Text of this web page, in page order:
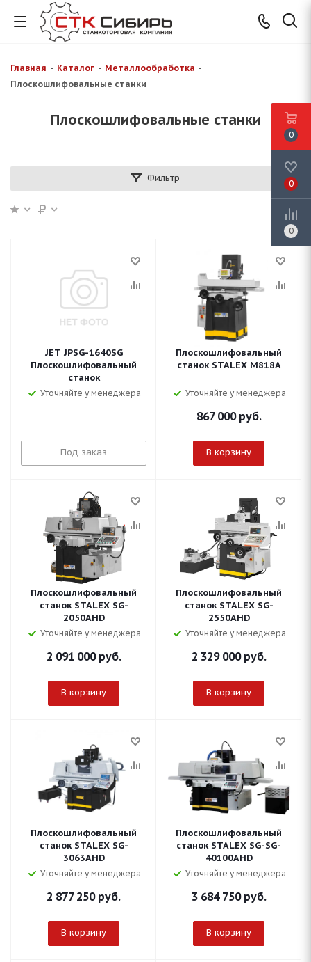
Главная - Каталог - Металлообработка -
Плоскошлифовальные станки
Плоскошлифовальные станки
Фильтр
JET JPSG-1640SG
Плоскошлифовальный
станок
Уточняйте у менеджера
Под заказ
Плоскошлифовальный
станок STALEX M818A
Уточняйте у менеджера
867 000руб.
В корзину
Плоскошлифовальный
станок STALEX SG-
2050AHD
Уточняйте у менеджера
2 091 000руб.
В корзину
Плоскошлифовальный
станок STALEX SG-
2550AHD
Уточняйте у менеджера
2 329 000руб.
В корзину
Плоскошлифовальный
станок STALEX SG-
3063AHD
Уточняйте у менеджера
2 877 250руб.
В корзину
Плоскошлифовальный
станок STALEX SG-SG-
40100AHD
Уточняйте у менеджера
3 684 750руб.
В корзину
0
0
0